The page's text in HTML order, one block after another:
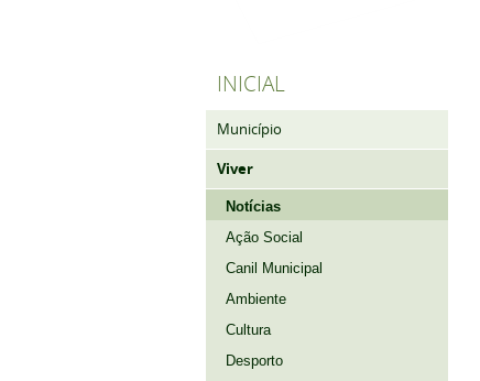
INICIAL
Município
Viver
Notícias
Ação Social
Canil Municipal
Ambiente
Cultura
Desporto